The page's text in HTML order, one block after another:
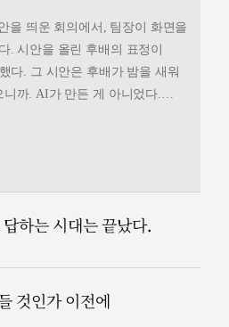
을 띄운 회의에서, 팀장이 화면을
. 시안을 올린 후배의 표정이
다. 그 시안은 후배가 밤을 새워
까. AI가 만든 게 아니었다.
못했다. 돌아오는 길에
…
하는 시대는 끝났다.
것인가 이전에